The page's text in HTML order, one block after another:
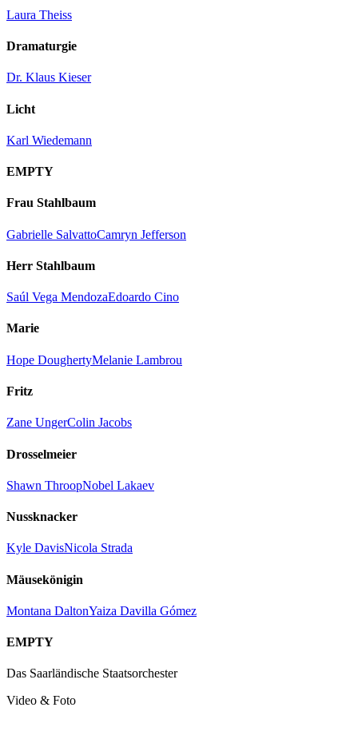
Laura Theiss
Dramaturgie
Dr. Klaus Kieser
Licht
Karl Wiedemann
EMPTY
Frau Stahlbaum
Gabrielle SalvattoCamryn Jefferson
Herr Stahlbaum
Saúl Vega MendozaEdoardo Cino
Marie
Hope DoughertyMelanie Lambrou
Fritz
Zane UngerColin Jacobs
Drosselmeier
Shawn ThroopNobel Lakaev
Nussknacker
Kyle DavisNicola Strada
Mäusekönigin
Montana DaltonYaiza Davilla Gómez
EMPTY
Das Saarländische Staatsorchester
Video & Foto